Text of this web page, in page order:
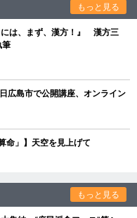
もっと見る
は、まず、漢方！』 漢方三
筆
広島市で公開講座、オンライン
命」】天空を見上げて
もっと見る